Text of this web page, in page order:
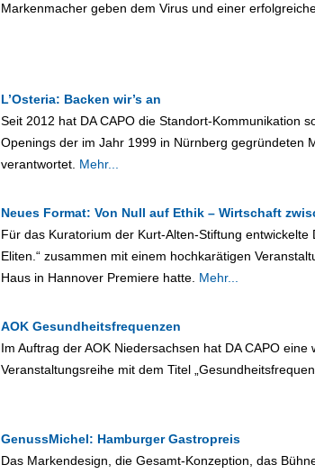
Markenmacher geben dem Virus und einer
L’Osteria: Backen wir’s an
Seit 2012 hat DA CAPO die Standort-Kommunikation
Openings der im Jahr 1999 in Nürnberg gegründeten
verantwortet. Mehr...
Neues Format: Von Null auf Ethik – Wirtschaft
Für das Kuratorium der Kurt-Alten-Stiftung entwickelte
Eliten.“ zusammen mit einem hochkarätigen
Haus in Hannover Premiere hatte. Mehr...
AOK Gesundheitsfrequenzen
Im Auftrag der AOK Niedersachsen hat DA CAPO
Veranstaltungsreihe mit dem Titel
GenussMichel: Hamburger Gastropreis
Das Markendesign, die Gesamt-Konzeption, das